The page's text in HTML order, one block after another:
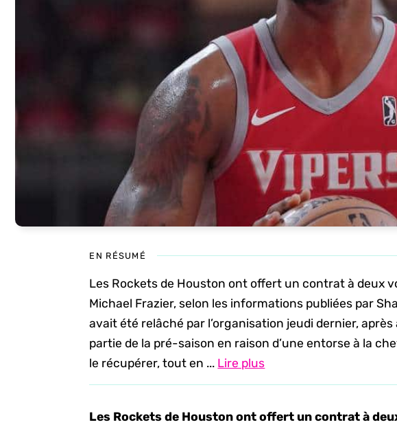
EN RÉSUMÉ
Les Rockets de Houston ont offert un contrat à deux
Michael Frazier, selon les informations publiées par
avait été relâché par l’organisation jeudi dernier,
partie de la pré-saison en raison d’une entorse à la
le récupérer, tout en ... Lire plus
Les Rockets de Houston ont offert un contrat à